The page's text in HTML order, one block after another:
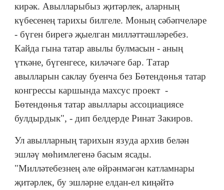
кирәк. Авылларыбыз җитәрлек, аларның
күбесенең тарихы билгеле. Моның сәбәпчеләре
- бүген бирегә җыелган милләттәшләребез.
Кайда гына татар авылы булмасын - аның
үткәне, бүгенгесе, киләчәге бар. Татар
авылларын саклау буенча без Бөтендөнья татар
конгрессы каршында махсус проект -
Бөтендөнья татар авыллары ассоциациясе
булдырдык", - дип белдерде Ринат Закиров.
Ул авылларның тарихын язуда архив белән
эшләү мөһимлегенә басым ясады.
"Милләтебезнең әле өйрәнмәгән катламнары
җитәрлек, бу эшләрне елдан-ел киңәйтә